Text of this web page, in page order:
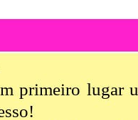
primeiro lugar